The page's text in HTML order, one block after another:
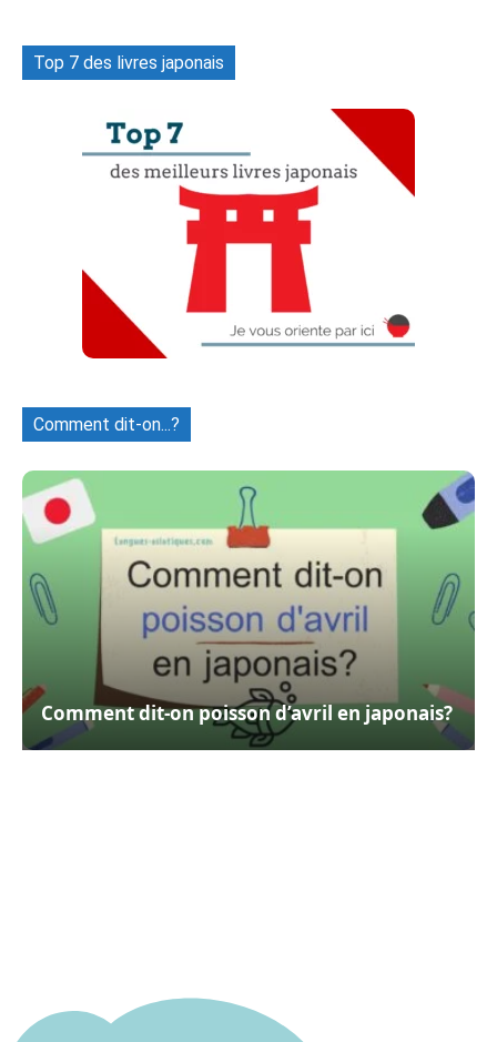
Top 7 des livres japonais
Comment dit-on...?
Comment dit-on poisson d’avril en japonais?